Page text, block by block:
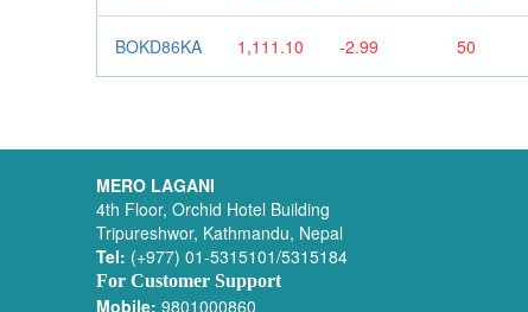
BOKD86KA 1,111.10 -2.99 50
MERO LAGANI
4th Floor, Orchid Hotel Building
Tripureshwor, Kathmandu, Nepal
Tel: (+977) 01-5315101/5315184
For Customer Support
Mobile: 9801000860